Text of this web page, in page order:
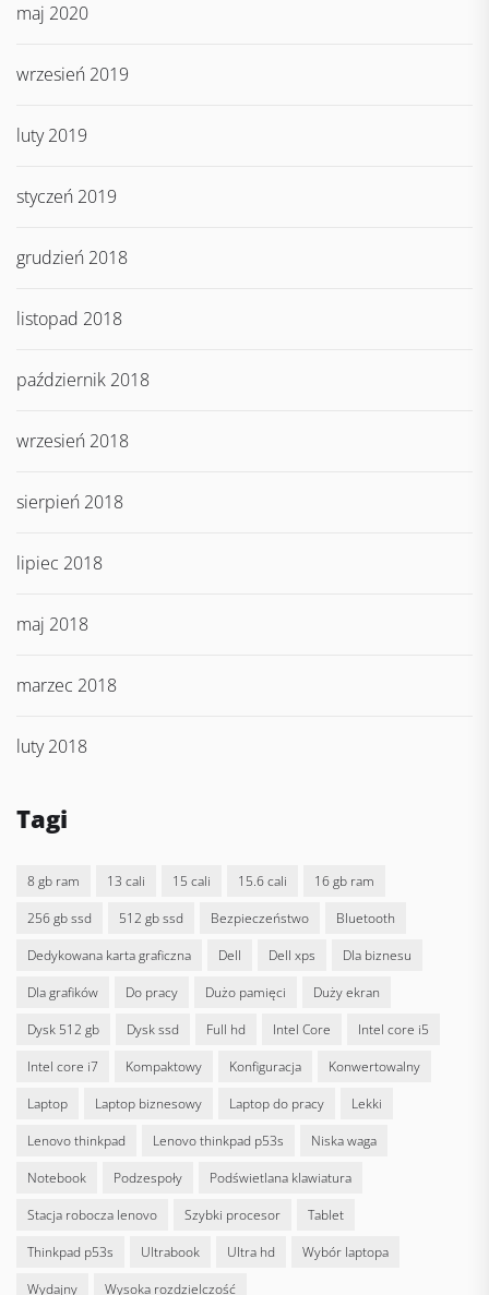
maj 2020
wrzesień 2019
luty 2019
styczeń 2019
grudzień 2018
listopad 2018
październik 2018
wrzesień 2018
sierpień 2018
lipiec 2018
maj 2018
marzec 2018
luty 2018
Tagi
8 gb ram 13 cali 15 cali 15.6 cali
16 gb ram
256 gb ssd
512 gb ssd bezpieczeństwo
bluetooth
dedykowana karta graficzna
Dell dell xps
dla biznesu
dla grafików
do pracy dużo pamięci
duży ekran
dysk 512 gb
dysk ssd full hd Intel Core
intel core i5
intel core i7
kompaktowy konfiguracja
konwertowalny
laptop
laptop biznesowy laptop do pracy
lekki
lenovo thinkpad
lenovo thinkpad p53s
niska waga
notebook
podzespoły
podświetlana klawiatura
stacja robocza lenovo
szybki procesor
tablet
thinkpad p53s
ultrabook ultra hd
wybór laptopa
wydajny
wysoka rozdzielczość